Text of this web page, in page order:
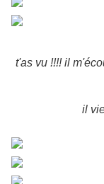
t'as vu !!!! il
il